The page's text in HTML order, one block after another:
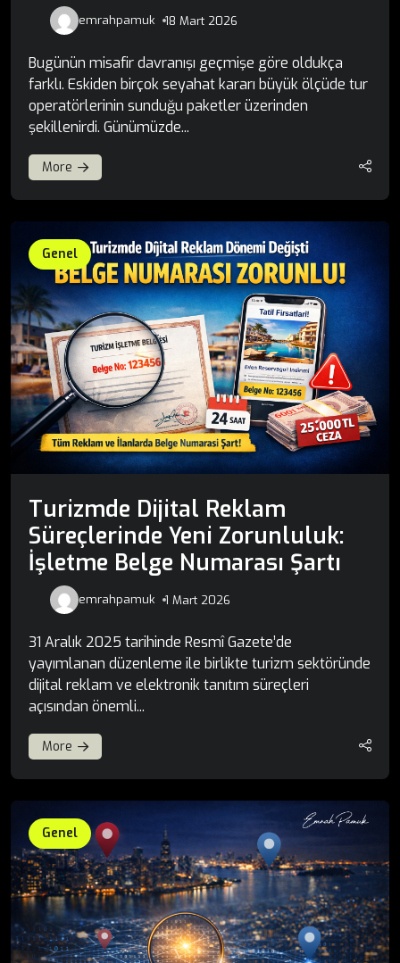
emrahpamuk 18 Mart 2026
Bugünün misafir davranışı geçmişe göre oldukça
farklı. Eskiden birçok seyahat kararı büyük ölçüde tur
operatörlerinin sunduğu paketler üzerinden
şekillenirdi. Günümüzde...
More
Genel
Turizmde Dijital Reklam
Süreçlerinde Yeni Zorunluluk:
İşletme Belge Numarası Şartı
emrahpamuk 1 Mart 2026
31 Aralık 2025 tarihinde Resmî Gazete’de
yayımlanan düzenleme ile birlikte turizm sektöründe
dijital reklam ve elektronik tanıtım süreçleri
açısından önemli...
More
Genel